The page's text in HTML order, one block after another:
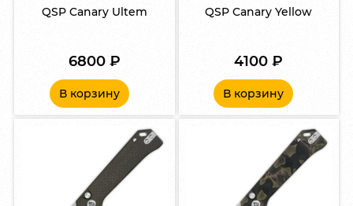
QSP Canary Ultem
6800 ₽
В корзину
QSP Canary Yellow
4100₽
В корзину